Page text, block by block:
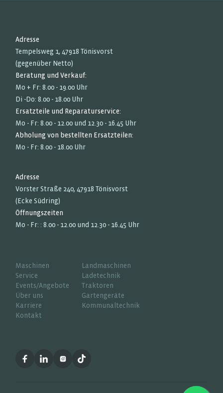
Adresse
Tempelsweg 1, 47918 Tönisvorst
(gegenüber Netto)
Beratung und Verkauf:
Mo + Fr: 8.00 - 19.00 Uhr
Di -Do: 8.00 - 18.00 Uhr
Ersatzteile und Reparaturservice:
Mo - Fr: 8.00 - 12.00 und 12.30 - 16.45 Uhr
Abholung von bestellten Ersatzteilen:
Mo - Fr: 8.00 - 18.00 Uhr
Adresse
Vorster Straße 240, 47918 Tönisvorst
(Ecke Südring)
Öffnungszeiten
Mo - Fr: : 8.00 - 12.00 und 12.30 - 16.45 Uhr
Maschinen
Service
Events/Angebote
Über uns
Karriere
Kontakt
Landmaschinen
Ladetechnik
Traktoren
Gartengeräte
Kommunaltechnik